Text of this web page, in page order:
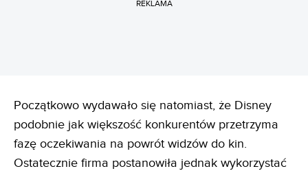
REKLAMA
Początkowo wydawało się natomiast, że Disney
podobnie jak większość konkurentów przetrzyma
fazę oczekiwania na powrót widzów do kin.
Ostatecznie firma postanowiła jednak wykorzystać